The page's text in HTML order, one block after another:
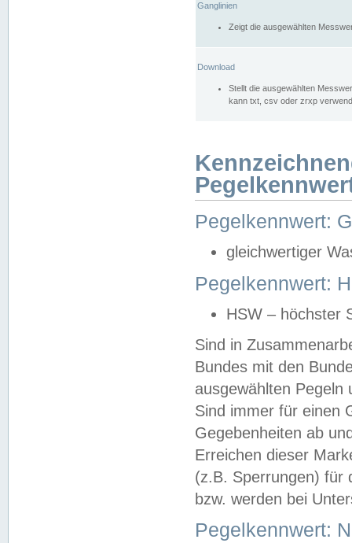
Ganglinien
Zeigt die ausgewählten
Download
Stellt die ausgewählten
kann txt, csv oder zrxp
Pegelkennwert:
gleichwertiger
Pegelkennwert:
HSW – höchster
Sind in
Bundes mit den
ausgewählten
Sind immer für einen
Gegebenheiten ab
Erreichen dieser
(z.B. Sperrungen) für
bzw. werden bei
Pegelkennwert: